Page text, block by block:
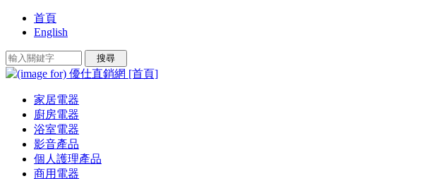
首頁
English
家居電器
廚房電器
浴室電器
影音產品
個人護理產品
商用電器